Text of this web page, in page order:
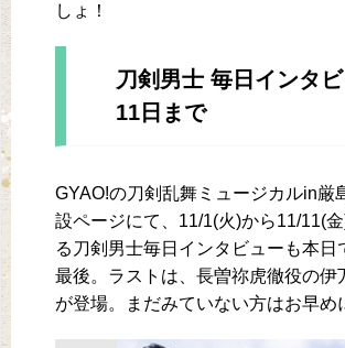
しょ！
刀剣男士 毎日インタ
11日まで
GYAO!の刀剣乱舞ミュージカルin厳
設ページにて、11/1(火)から11/11(
る刀剣男士毎日インタビューも本日
最後。ラストは、長曽祢虎徹役の伊
が登場。まだみていない方はお早め